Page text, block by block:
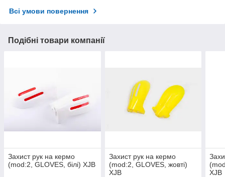
Всі умови повернення
Подібні товари компанії
Захист рук на кермо
(mod:2, GLOVES, білі) XJB
Захист рук на кермо
(mod:2, GLOVES, жовті)
XJB
XJB